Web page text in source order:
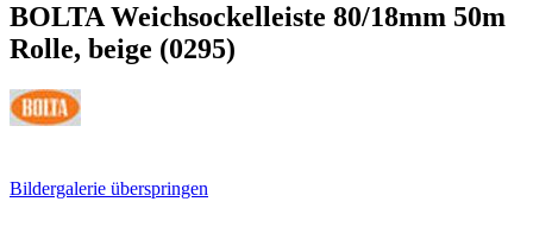
BOLTA Weichsockelleiste 80/18mm 50m
Rolle, beige (0295)
Bildergalerie überspringen